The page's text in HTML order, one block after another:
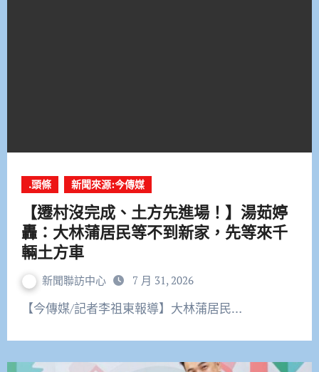
.頭條 新聞來源:今傳媒
【遷村沒完成、土方先進場！】湯茹婷
轟：大林蒲居民等不到新家，先等來千
輛土方車
新聞聯訪中心 7 月 31, 2026
【今傳媒/記者李祖東報導】大林蒲居民…